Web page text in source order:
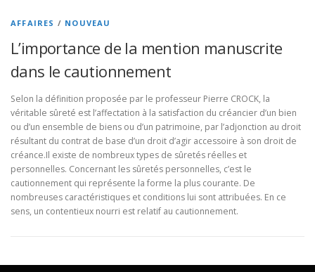
AFFAIRES / NOUVEAU
L’importance de la mention manuscrite
dans le cautionnement
Selon la définition proposée par le professeur Pierre CROCK, la
véritable sûreté est l’affectation à la satisfaction du créancier d’un bien
ou d’un ensemble de biens ou d’un patrimoine, par l’adjonction au droit
résultant du contrat de base d’un droit d’agir accessoire à son droit de
créance.Il existe de nombreux types de sûretés réelles et
personnelles. Concernant les sûretés personnelles, c’est le
cautionnement qui représente la forme la plus courante. De
nombreuses caractéristiques et conditions lui sont attribuées. En ce
sens, un contentieux nourri est relatif au cautionnement.